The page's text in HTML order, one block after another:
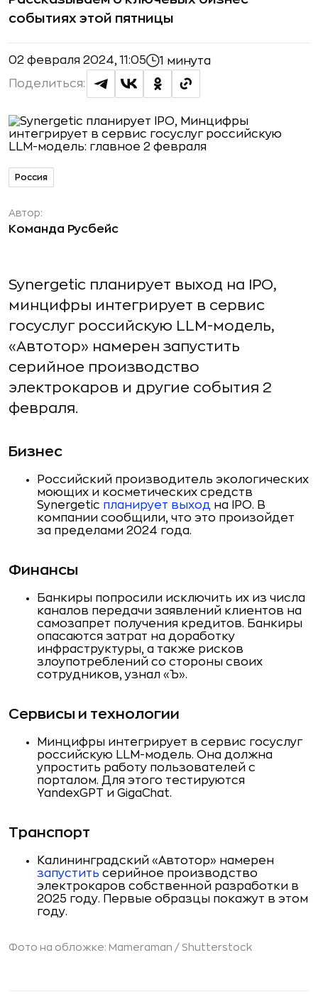
событиях этой пятницы
02 февраля 2024, 11:05 1 минута
Поделиться:
Россия
Автор:
Команда Русбейс
Synergetic планирует выход на IPO,
минцифры интегрирует в сервис
госуслуг российскую LLM-модель,
«Автотор» намерен запустить
серийное производство
электрокаров и другие события 2
февраля.
Бизнес
Российский производитель экологических
моющих и косметических средств
Synergetic планирует выход на IPO. В
компании сообщили, что это произойдет
за пределами 2024 года.
Финансы
Банкиры попросили исключить их из числа
каналов передачи заявлений клиентов на
самозапрет получения кредитов. Банкиры
опасаются затрат на доработку
инфраструктуры, а также рисков
злоупотреблений со стороны своих
сотрудников, узнал «Ъ».
Сервисы и технологии
Минцифры интегрирует в сервис госуслуг
российскую LLM-модель. Она должна
упростить работу пользователей с
порталом. Для этого тестируются
YandexGPT и GigaChat.
Транспорт
Калининградский «Автотор» намерен
запустить серийное производство
электрокаров собственной разработки в
2025 году. Первые образцы покажут в этом
году.
Фото на обложке: Mameraman / Shutterstock